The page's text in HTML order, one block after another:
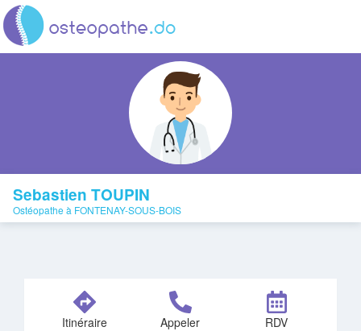
Sebastien TOUPIN
Ostéopathe à FONTENAY-SOUS-BOIS
Itinéraire Appeler RDV